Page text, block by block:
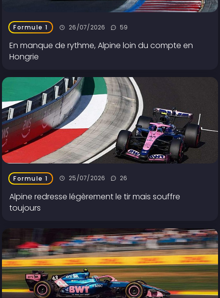
Formule 1 26/07/2026 59
En manque de rythme, Alpine loin du compte en
Hongrie
Formule 1 25/07/2026 26
Alpine redresse légèrement le tir mais souffre
toujours